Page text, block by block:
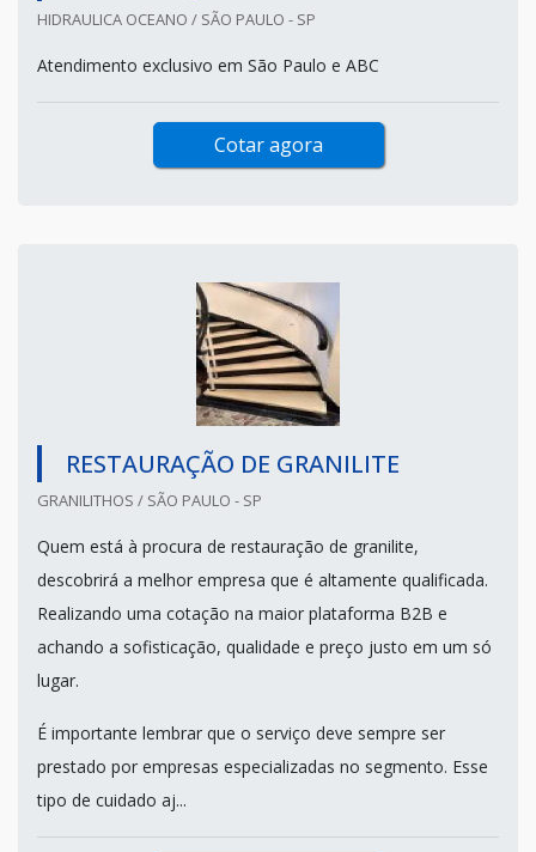
HIDRAULICA OCEANO / SÃO PAULO - SP
Atendimento exclusivo em São Paulo e ABC
Cotar agora
RESTAURAÇÃO DE GRANILITE
GRANILITHOS / SÃO PAULO - SP
Quem está à procura de restauração de granilite,
descobrirá a melhor empresa que é altamente qualificada.
Realizando uma cotação na maior plataforma B2B e
achando a sofisticação, qualidade e preço justo em um só
lugar.
É importante lembrar que o serviço deve sempre ser
prestado por empresas especializadas no segmento. Esse
tipo de cuidado aj...